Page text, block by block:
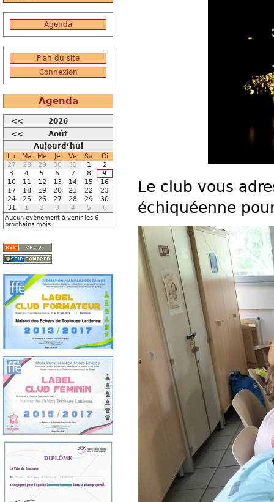
Le club vous
échiquéenne
Agenda
Plan du site
Connexion
Agenda
<<
2026
<<
Août
Aujourd’hui
Lu Ma Me Je Ve Sa
Di
27
28 29 30 31 1
2
3
4 5 6 7 8
9
10
11 12 13 14 15
16
17
18 19 20 21 22
23
24
25 26 27 28 29
30
31
1 2 3 4 5 6
Aucun évènement à venir les 6
prochains mois